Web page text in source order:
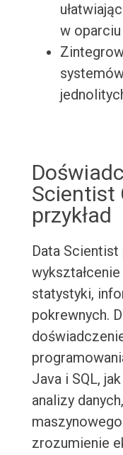
w oparciu
Scientist
przykład
Data
statystyki,
pokrewnych.
Java i SQL,
analizy
zrozumienie